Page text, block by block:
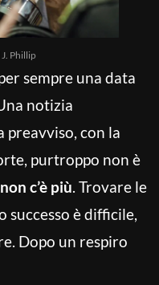
Phillip
sempre una data
notizia
preavviso, con la
purtroppo non è
c’è più. Trovare le
successo è difficile,
Dopo un respiro